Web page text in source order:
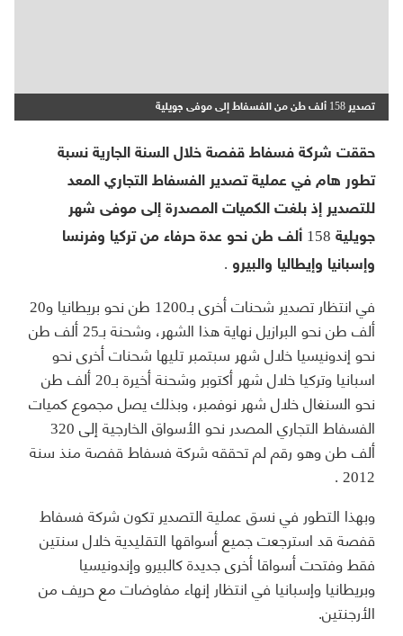
تصدير 158 ألف طن من الفسفاط إلى موفى جويلية‬
حققت شركة فسفاط قفصة خلال السنة الجارية نسبة
تطور هام في عملية تصدير الفسفاط التجاري المعد
للتصدير إذ بلغت الكميات المصدرة إلى موفى شهر
جويلية 158 ألف طن نحو عدة حرفاء من تركيا وفرنسا
وإسبانيا وإيطاليا والبيرو .
في انتظار تصدير شحنات أخرى بـ1200 طن نحو بريطانيا و20
ألف طن نحو البرازيل نهاية هذا الشهر، وشحنة بـ25 ألف طن
نحو إندونيسيا خلال شهر سبتمبر تليها شحنات أخرى نحو
اسبانيا وتركيا خلال شهر أكتوبر وشحنة أخيرة بـ20 ألف طن
نحو السنغال خلال شهر نوفمبر، وبذلك يصل مجموع كميات
الفسفاط التجاري المصدر نحو الأسواق الخارجية إلى 320
ألف طن وهو رقم لم تحققه شركة فسفاط قفصة منذ سنة
2012 .
وبهذا التطور في نسق عملية التصدير تكون شركة فسفاط
قفصة قد استرجعت جميع أسواقها التقليدية خلال سنتين
فقط وفتحت أسواقا أخرى جديدة كالبيرو وإندونيسيا
وبريطانيا وإسبانيا في انتظار إنهاء مفاوضات مع حريف من
الأرجنتين.